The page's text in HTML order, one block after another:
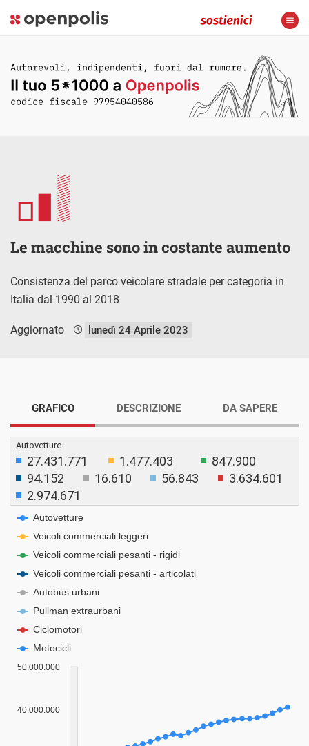
Le macchine sono in costante aumento
Consistenza del parco veicolare stradale per categoria in
Italia dal 1990 al 2018
Aggiornato lunedì 24 Aprile 2023
GRAFICO DESCRIZIONE DA SAPERE